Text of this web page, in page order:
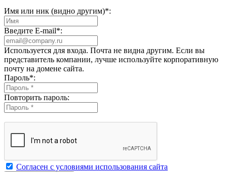
Имя или ник (видно другим)*:
Введите E-mail*:
Используется для входа. Почта не видна другим. Если вы
представитель компании, лучше используйте корпоративную
почту на домене сайта.
Пароль*:
Повторить пароль:
Согласен с условиями использования сайта